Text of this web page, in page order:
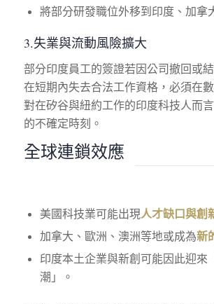
將部分研發職位外移到印度、加拿
3.失業與流動風險擴大
部分印度員工的簽證若因公司撤回或
在短期內失去合法工作資格，必須在
對在矽谷與紐約工作的印度科技人而
的不確定時刻。
全球連鎖效應
美國科技業可能出現人才缺口與創
加拿大、歐洲、澳洲等地或成為新
印度本土企業與新創可能因此迎來
潮」。